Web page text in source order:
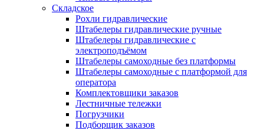
Складское
Рохли гидравлические
Штабелеры гидравлические ручные
Штабелеры гидравлические с
электроподъёмом
Штабелеры самоходные без платформы
Штабелеры самоходные с платформой для
оператора
Комплектовщики заказов
Лестничные тележки
Погрузчики
Подборщик заказов